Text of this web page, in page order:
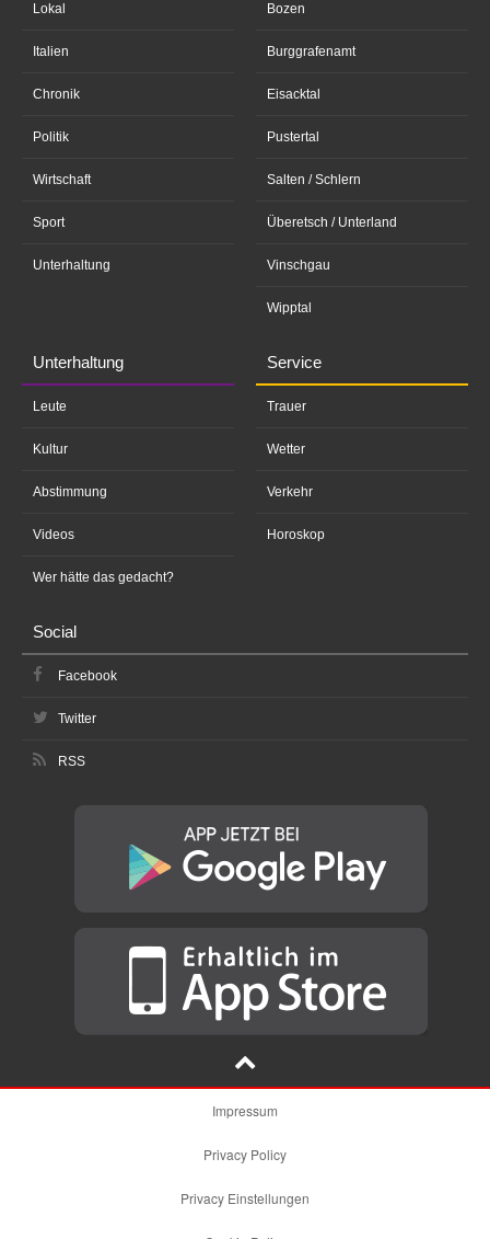
Lokal
Italien
Chronik
Politik
Wirtschaft
Sport
Unterhaltung
Bozen
Burggrafenamt
Eisacktal
Pustertal
Salten / Schlern
Überetsch / Unterland
Vinschgau
Wipptal
Unterhaltung
Leute
Kultur
Abstimmung
Videos
Wer hätte das gedacht?
Service
Trauer
Wetter
Verkehr
Horoskop
Social
Facebook
Twitter
RSS
Impressum
Privacy Policy
Privacy Einstellungen